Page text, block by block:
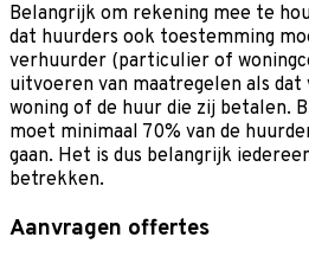
Belangrijk om rekening mee te
dat huurders ook toestemming
verhuurder (particulier of
uitvoeren van maatregelen als dat
woning of de huur die zij betalen.
moet minimaal 70% van de
gaan. Het is dus belangrijk
betrekken.
Aanvragen offertes